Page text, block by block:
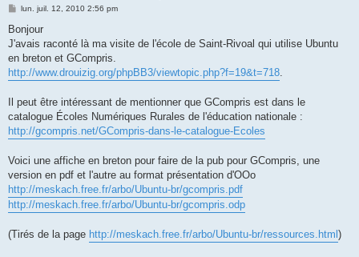
M
s
a
g
lun. juil. 12, 2010 2:56 pm
Bonjour
J'avais raconté là ma visite de l'école de Saint-Rivoal qui utilise Ubuntu
en breton et GCompris.
http://www.drouizig.org/phpBB3/viewtopic.php?f=19&t=718.
Il peut être intéressant de mentionner que GCompris est dans le
catalogue Écoles Numériques Rurales de l'éducation nationale :
http://gcompris.net/GCompris-dans-le-catalogue-Ecoles
Voici une affiche en breton pour faire de la pub pour GCompris, une
version en pdf et l'autre au format présentation d'OOo
http://meskach.free.fr/arbo/Ubuntu-br/gcompris.pdf
http://meskach.free.fr/arbo/Ubuntu-br/gcompris.odp
(Tirés de la page http://meskach.free.fr/arbo/Ubuntu-br/ressources.html )